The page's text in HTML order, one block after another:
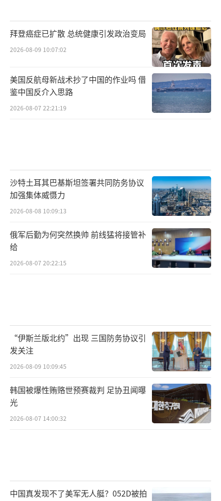
拜登癌症已扩散 总统健康引发政治变局
2026-08-09 10:07:02
美国反航母新战术抄了中国的作业吗 借
鉴中国反介入思路
2026-08-07 22:21:19
沙特土耳其巴基斯坦签署共同防务协议
加强集体威慑力
2026-08-08 10:09:13
俄军后勤为何突然换帅 前线猛将接管补
给
2026-08-07 20:22:15
“伊斯兰版北约”出现 三国防务协议引
发关注
2026-08-09 10:09:45
韩国被爆性贿赂世预赛裁判 足协丑闻曝
光
2026-08-07 14:00:32
中国真发现不了美军无人艇？052D被拍